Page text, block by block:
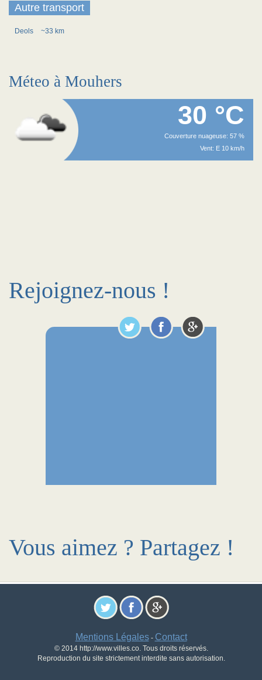
Autre transport
Deols ~33 km
Méteo à Mouhers
30 °C
Couverture nuageuse: 57 %
Vent: E 10 km/h
Rejoignez-nous !
Vous aimez ? Partagez !
Mentions Légales- Contact
© 2014 http://www.villes.co. Tous droits réservés.
Reproduction du site strictement interdite sans autorisation.